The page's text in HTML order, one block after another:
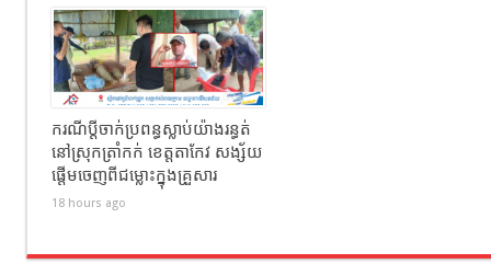
ករណីប្តីចាក់ប្រពន្ធស្លាប់យ៉ាងរន្ធត់
នៅស្រុកត្រាំកក់ ខេត្តតាកែវ សង្ស័យ
ផ្តើមចេញពីជម្លោះក្នុងគ្រួសារ
18 hours ago